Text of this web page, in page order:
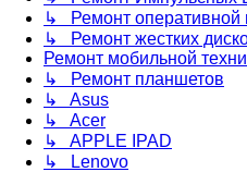
↳ Ремонт оперативной
↳ Ремонт жестких
Ремонт мобильной
↳ Ремонт планшетов
↳ Asus
↳ Acer
↳ APPLE IPAD
↳ Lenovo